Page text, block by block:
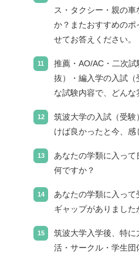
ス・タクシー・親の
か？またおすすめの
せてお答えください。
推薦・AO/AC・二次
抜）・編入学の入試
な試験内容で、どんな
筑波大学の入試（受
けば良かったと今、感
あなたの学類に入っ
何ですか？
あなたの学類に入っ
ギャップがありました
筑波大学入学後、特
活・サークル・学生